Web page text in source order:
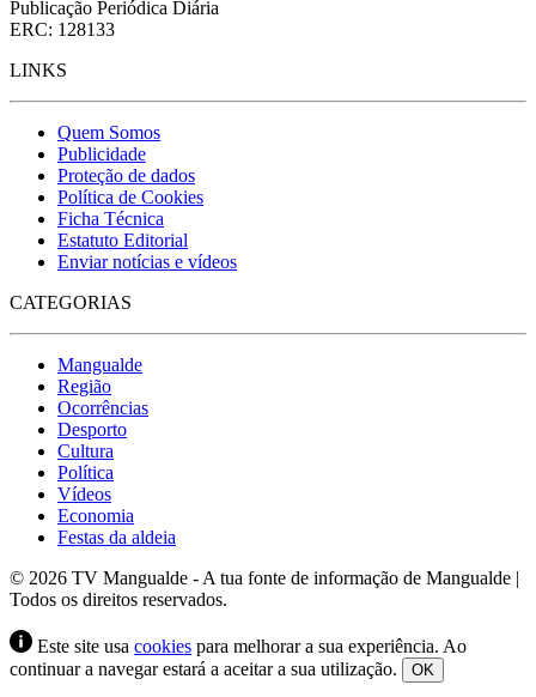
Publicação Periódica Diária
ERC: 128133
LINKS
Quem Somos
Publicidade
Proteção de dados
Política de Cookies
Ficha Técnica
Estatuto Editorial
Enviar notícias e vídeos
CATEGORIAS
Mangualde
Região
Ocorrências
Desporto
Cultura
Política
Vídeos
Economia
Festas da aldeia
© 2026 TV Mangualde - A tua fonte de informação de Mangualde |
Todos os direitos reservados.
Este site usa cookies para melhorar a sua experiência. Ao
continuar a navegar estará a aceitar a sua utilização.
OK